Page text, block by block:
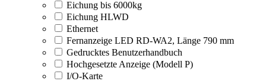
Eichung bis 6000kg
Eichung HLWD
Ethernet
Fernanzeige LED RD-WA2, Länge 790 mm
Gedrucktes Benutzerhandbuch
Hochgesetzte Anzeige (Modell P)
I/O-Karte